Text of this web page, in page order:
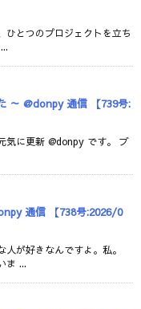
ひとつのプロジェクトを立ち
～ @donpy 通信 【739号:
気に更新 @donpy です。 ブ
通信 【738号:2026/0
が好きなんですよ。私。
ま ...